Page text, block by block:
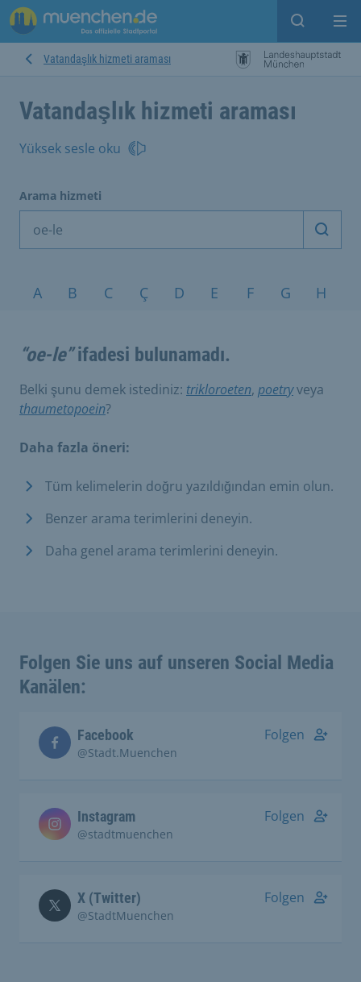
Open
Vatandaşlık hizmeti araması
Vatandaşlık hizmeti araması
Yüksek sesle oku
Arama hizmeti
Konular A-Z
A B C Ç D E F G H
“oe-le”ifadesi bulunamadı.
Belki şunu demek istediniz: trikloroeten, poetryveya
thaumetopoein?
Daha fazla öneri:
Tüm kelimelerin doğru yazıldığından emin olun.
Benzer arama terimlerini deneyin.
Daha genel arama terimlerini deneyin.
Folgen Sie uns auf unseren Social Media
Kanälen:
Facebook
@Stadt.Muenchen
Folgen
Instagram
@stadtmuenchen
Folgen
X (Twitter)
@StadtMuenchen
Folgen